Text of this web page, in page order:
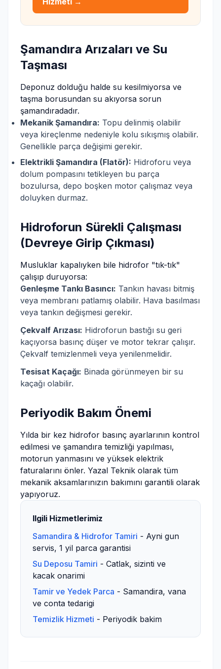
Şamandıra Arızaları ve Su
Taşması
Deponuz dolduğu halde su kesilmiyorsa ve
taşma borusundan su akıyorsa sorun
şamandıradadır.
Mekanik Şamandıra: Topu delinmiş olabilir
veya kireçlenme nedeniyle kolu sıkışmış olabilir.
Genellikle parça değişimi gerekir.
Elektrikli Şamandıra (Flatör): Hidroforu veya
dolum pompasını tetikleyen bu parça
bozulursa, depo boşken motor çalışmaz veya
doluyken durmaz.
Hidroforun Sürekli Çalışması
(Devreye Girip Çıkması)
Musluklar kapalıyken bile hidrofor "tık-tık"
çalışıp duruyorsa:
Genleşme Tankı Basıncı: Tankın havası bitmiş
veya membranı patlamış olabilir. Hava basılması
veya tankın değişmesi gerekir.
Çekvalf Arızası: Hidroforun bastığı su geri
kaçıyorsa basınç düşer ve motor tekrar çalışır.
Çekvalf temizlenmeli veya yenilenmelidir.
Tesisat Kaçağı: Binada görünmeyen bir su
kaçağı olabilir.
Periyodik Bakım Önemi
Yılda bir kez hidrofor basınç ayarlarının kontrol
edilmesi ve şamandıra temizliği yapılması,
motorun yanmasını ve yüksek elektrik
faturalarını önler. Yazal Teknik olarak tüm
mekanik aksamlarınızın bakımını garantili olarak
yapıyoruz.
Ilgili Hizmetlerimiz
Samandira & Hidrofor Tamiri - Ayni gun
servis, 1 yil parca garantisi
Su Deposu Tamiri - Catlak, sizinti ve
kacak onarimi
Tamir ve Yedek Parca - Samandira, vana
ve conta tedarigi
Temizlik Hizmeti - Periyodik bakim